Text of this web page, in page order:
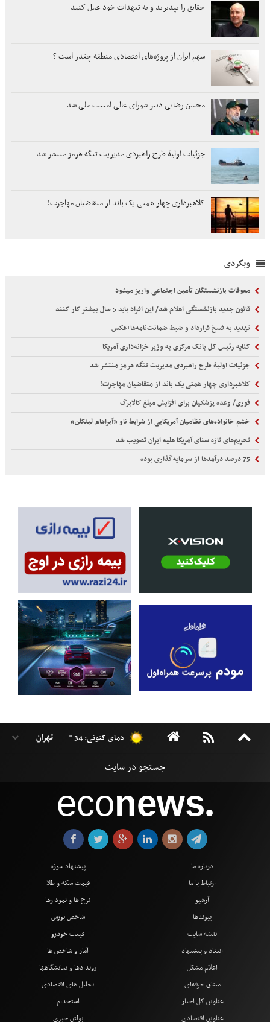
حقایق را بپذیرید و به تعهدات خود عمل کنید
سهم ایران از پروژه‌های اقتصادی منطقه چقدر است ؟
محسن رضایی دبیر شورای عالی امنیت ملی شد
جزئیات اولیۀ طرح راهبردی مدیریت تنگه هرمز منتشر شد
کلاهبرداری چهار همتی یک باند از متقاضیان مهاجرت!
وبگردی
معوقات بازنشستگان تأمین اجتماعی واریز میشود
قانون جدید بازنشستگی اعلام شد/ این افراد باید 5 سال بیشتر کار کنند
تهدید به فسخ قرارداد و ضبط ضمانت‌نامه‌ها+عکس
کنایه رئیس کل بانک مرکزی به وزیر خزانه‌داری آمریکا
جزئیات اولیۀ طرح راهبردی مدیریت تنگه هرمز منتشر شد
کلاهبرداری چهار همتی یک باند از متقاضیان مهاجرت!
فوری/ وعده پزشکیان برای افزایش مبلغ کالابرگ
خشم خانواده‌های نظامیان آمریکایی از شرایط ناو «آبراهام لینکلن»
تحریم‌های تازه سنای آمریکا علیه ایران تصویب شد
دمای کنونی: 34 °
econews●
درباره ما
ارتباط با ما
آرشیو
پیوندها
نقشه سایت
انتقاد و پیشنهاد
اعلام مشکل
میثاق حرفه‌ای
پیشنهاد سوژه
قیمت سکه و طلا
نرخ ها و نمودارها
شاخص بورس
قیمت خودرو
آمار و شاخص ها
رویدادها و نمایشگاهها
تحلیل های اقتصادی
عناوین کل اخبار
عناوین اقتصادی
استخدام
بولتن خبری